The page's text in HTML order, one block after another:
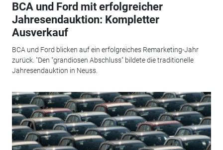
BCA und Ford mit erfolgreicher
Jahresendauktion: Kompletter
Ausverkauf
BCA und Ford blicken auf ein erfolgreiches Remarketing-Jahr
zurück. "Den "grandiosen Abschluss" bildete die traditionelle
Jahresendauktion in Neuss.